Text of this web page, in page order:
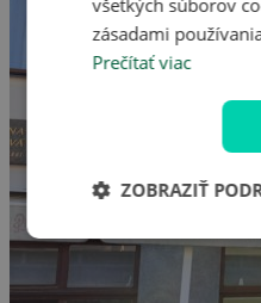
všetkých súborov
zásadami
Prečítať viac
ZOBRAZIŤ